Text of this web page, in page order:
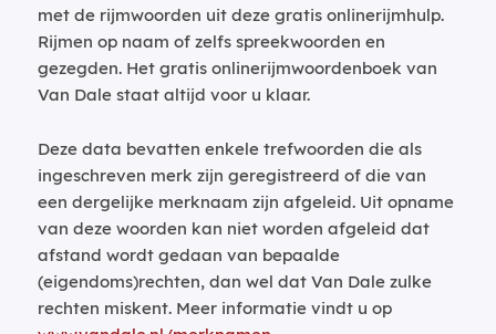
met de rijmwoorden uit deze gratis onlinerijmhulp.
Rijmen op naam of zelfs spreekwoorden en
gezegden. Het gratis onlinerijmwoordenboek van
Van Dale staat altijd voor u klaar.
Deze data bevatten enkele trefwoorden die als
ingeschreven merk zijn geregistreerd of die van
een dergelijke merknaam zijn afgeleid. Uit opname
van deze woorden kan niet worden afgeleid dat
afstand wordt gedaan van bepaalde
(eigendoms)rechten, dan wel dat Van Dale zulke
rechten miskent. Meer informatie vindt u op